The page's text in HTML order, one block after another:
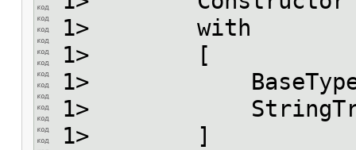
1> with
1> [
1>
1>
1> ]